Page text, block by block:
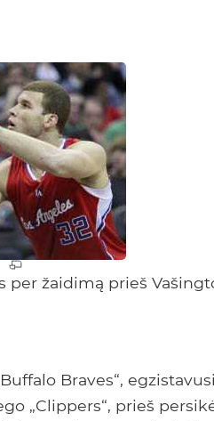
per žaidimą prieš
Braves“,
„Clippers“, prieš